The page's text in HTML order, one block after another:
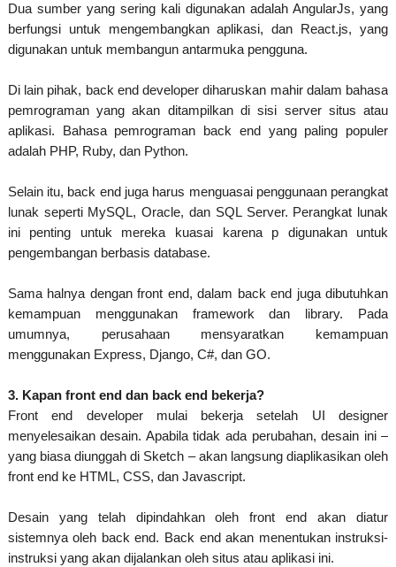
Dua sumber yang sering kali digunakan adalah AngularJs, yang
berfungsi untuk mengembangkan aplikasi, dan React.js, yang
digunakan untuk membangun antarmuka pengguna.
Di lain pihak, back end developer diharuskan mahir dalam bahasa
pemrograman yang akan ditampilkan di sisi server situs atau
aplikasi. Bahasa pemrograman back end yang paling populer
adalah PHP, Ruby, dan Python.
Selain itu, back end juga harus menguasai penggunaan perangkat
lunak seperti MySQL, Oracle, dan SQL Server. Perangkat lunak
ini penting untuk mereka kuasai karena p digunakan untuk
pengembangan berbasis database.
Sama halnya dengan front end, dalam back end juga dibutuhkan
kemampuan menggunakan framework dan library. Pada
umumnya, perusahaan mensyaratkan kemampuan
menggunakan Express, Django, C#, dan GO.
3. Kapan front end dan back end bekerja?
Front end developer mulai bekerja setelah UI designer
menyelesaikan desain. Apabila tidak ada perubahan, desain ini –
yang biasa diunggah di Sketch – akan langsung diaplikasikan oleh
front end ke HTML, CSS, dan Javascript.
Desain yang telah dipindahkan oleh front end akan diatur
sistemnya oleh back end. Back end akan menentukan instruksi-
instruksi yang akan dijalankan oleh situs atau aplikasi ini.